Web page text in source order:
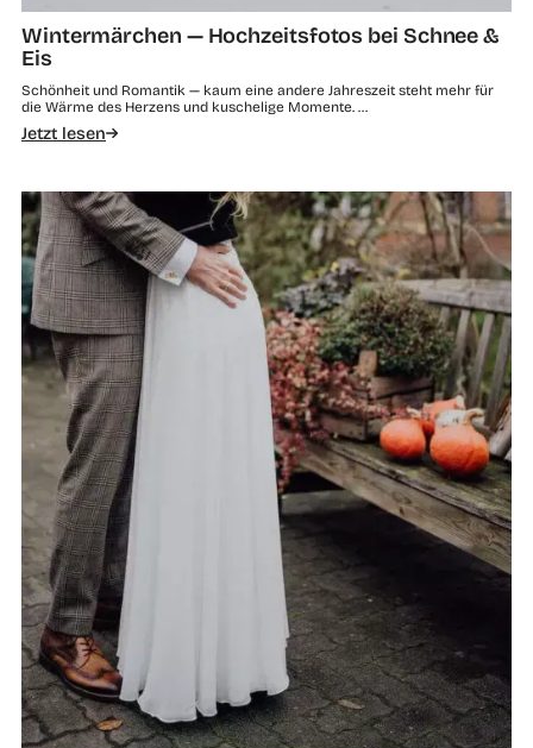
Wintermärchen — Hochzeitsfotos bei Schnee &
Eis
Schönheit und Romantik — kaum eine andere Jahreszeit steht mehr für
die Wärme des Herzens und kuschelige Momente. …
Jetzt lesen